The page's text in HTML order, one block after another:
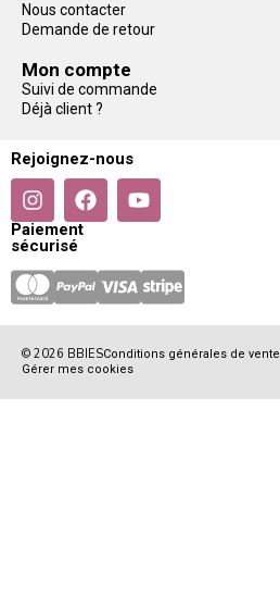
Nous contacter
Demande de retour
Mon compte
Suivi de commande
Déjà client ?
Rejoignez-nous
Paiement
sécurisé
© 2026 BBIESConditions générales de vente
Gérer mes cookies